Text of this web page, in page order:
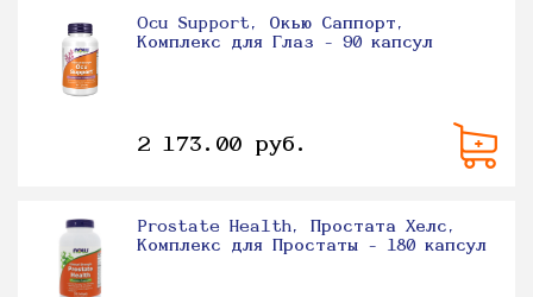
Ocu Support, Окью Саппорт,
Комплекс для Глаз - 90 капсул
2 173.00 руб.
Prostate Health, Простата Хелс,
Комплекс для Простаты - 180 капсул